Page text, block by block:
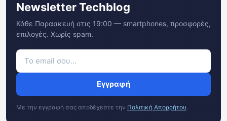
Newsletter Techblog
Κάθε Παρασκευή στις 19:00 — smartphones, προσφορές,
επιλογές. Χωρίς spam.
Εγγραφή
Με την εγγραφή σας αποδέχεστε την Πολιτική Απορρήτου.